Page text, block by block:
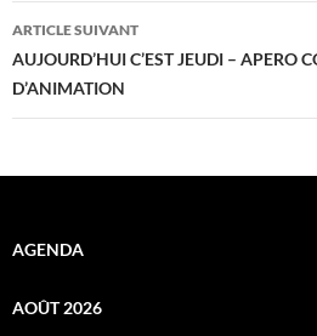
articles
ARTICLE SUIVANT
AUJOURD’HUI C’EST JEUDI – APERO
D’ANIMATION
AGENDA
AOÛT 2026